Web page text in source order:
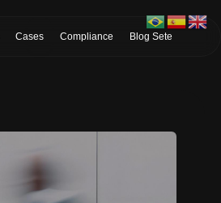
Cases Compliance Blog Sete